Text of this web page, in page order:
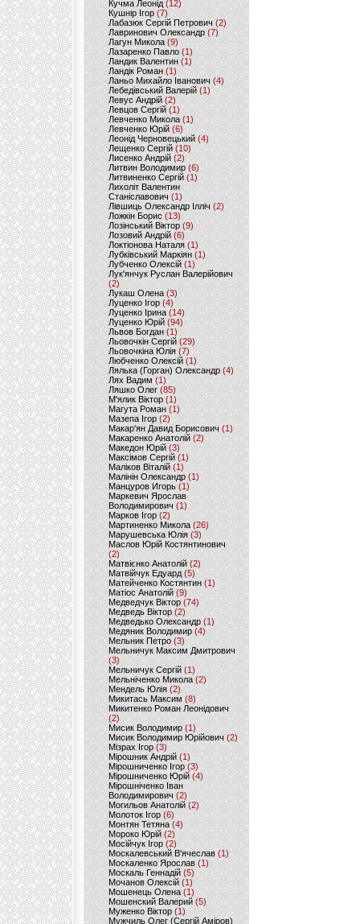
Кучма Леонід (12)
Кушнір Ігор(7)
Лабазюк Сергій Петрович (2)
Лавринович Олександр(7)
Лагун Микола(9)
Лазаренко Павло (1)
Ландик Валентин (1)
Ландік Роман (1)
Ланьо Михайло Іванович(4)
Лебедівський Валерій(1)
Левус Андрій(2)
Левцов Сергій (1)
Левченко Микола (1)
Левченко Юрій (6)
Леонід Черновецький (4)
Лещенко Сергій (10)
Лисенко Андрій (2)
Литвин Володимир (6)
Литвиненко Сергій (1)
Лихоліт Валентин
Станіславович (1)
Лівшиць Олександр Ілліч (2)
Ложкін Борис(13)
Лозінський Віктор(9)
Лозовий Андрій (6)
Локтіонова Наталя (1)
Лубківський Маркіян(1)
Лубченко Олексій (1)
Лук'янчук Руслан Валерійович
(2)
Лукаш Олена (3)
Луценко Ігор (4)
Луценко Ірина (14)
Луценко Юрій (94)
Львов Богдан (1)
Льовочкін Сергій (29)
Льовочкіна Юлія(7)
Любченко Олексій(1)
Лялька (Горган) Олександр(4)
Лях Вадим (1)
Ляшко Олег (85)
М'ялик Віктор(1)
Магута Роман(1)
Мазепа Ігор (2)
Макар'ян Давид Борисович(1)
Макаренко Анатолій (2)
Македон Юрій(3)
Максімов Сергій (1)
Маліков Віталій (1)
Малінін Олександр (1)
Манцуров Игорь (1)
Маркевич Ярослав
Володимирович (1)
Марков Ігор (2)
Мартиненко Микола (26)
Марушевська Юлія (3)
Маслов Юрій Костянтинович
(2)
Матвієнко Анатолій (2)
Матвійчук Едуард(5)
Матейченко Костянтин (1)
Матіос Анатолій (9)
Медведчук Віктор(74)
Медведь Віктор (2)
Медведько Олександр (1)
Медяник Володимир(4)
Мельник Петро (3)
Мельничук Максим Дмитрович
(3)
Мельничук Сергій (1)
Мельніченко Микола (2)
Мендель Юлія (2)
Микитась Максим (8)
Микитенко Роман Леонідович
(2)
Мисик Володимир (1)
Мисик Володимир Юрійович(2)
Мізрах Ігор(3)
Мірошник Андрій(1)
Мірошниченко Ігор (3)
Мірошниченко Юрій(4)
Мірошніченко Іван
Володимирович (2)
Могильов Анатолій (2)
Молоток Ігор (6)
Монтян Тетяна (4)
Мороко Юрій(2)
Мосійчук Ігор (2)
Москалевський В'ячеслав (1)
Москаленко Ярослав (1)
Москаль Геннадій (5)
Мочанов Олексій(1)
Мошенець Олена(1)
Мошенский Валерий (5)
Муженко Віктор (1)
Мужчиль Олег (Сергій Аміров)